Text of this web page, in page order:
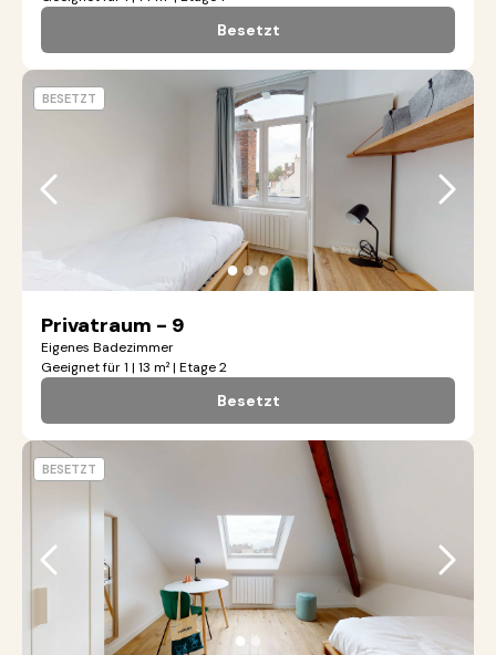
Besetzt
●●●
Privatraum - 9
Eigenes Badezimmer
Geeignet für 1 | 13 m² | Etage 2
Besetzt
BESETZT
● ●
BESETZT